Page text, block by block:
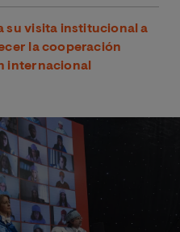
su visita institucional a
la cooperación
internacional